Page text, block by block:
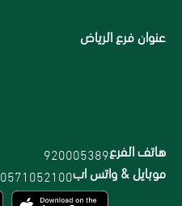
عنوان فرع الرياض
هاتف الفرع920005389
موبايل & واتس اب0571052100